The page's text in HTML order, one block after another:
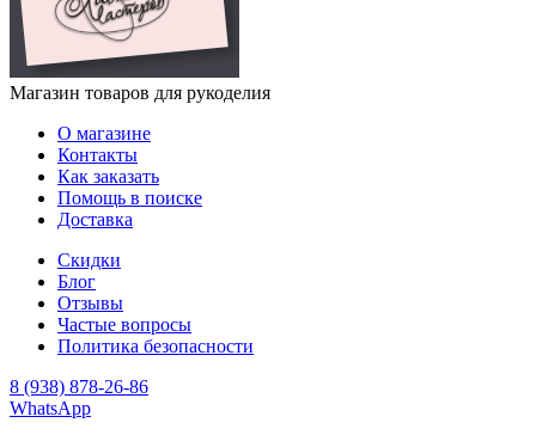
Магазин товаров для рукоделия
О магазине
Контакты
Как заказать
Помощь в поиске
Доставка
Скидки
Блог
Отзывы
Частые вопросы
Политика безопасности
8 (938) 878-26-86
WhatsApp